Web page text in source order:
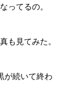
ってるの。
も見てみた。
が続いて終わ